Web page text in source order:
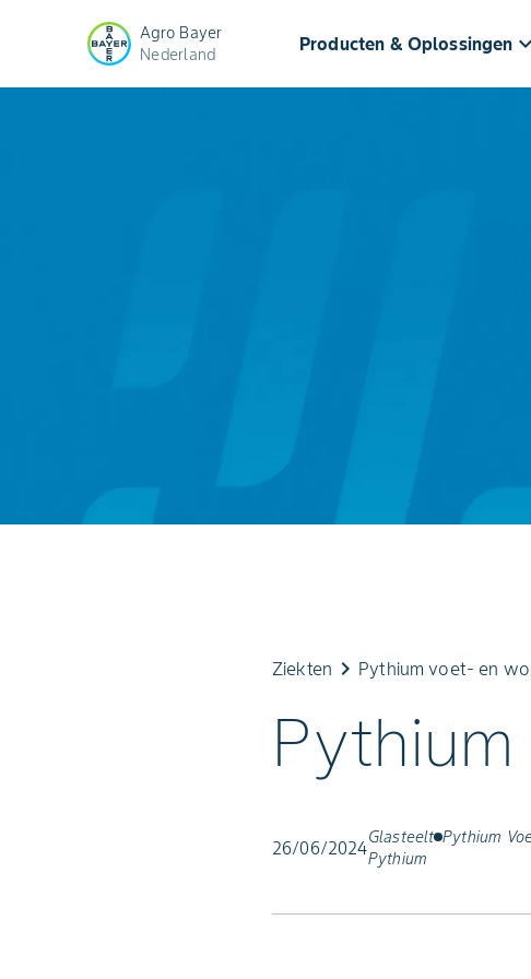
Agro Bayer
Nederland
Producten & Oplossingen keyboard_arrow_down
Ziekten keyboard_arrow_right Pythium voet- en
26/06/2024Glasteelt Pythium
Pythium